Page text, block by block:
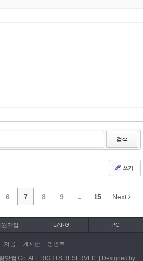
검색
쓰기
6 7 8 9 ... 15 Next
원가입 LANG PC
처음 게시판 방명록
닷컴 Co. ALL RIGHTS RESERVED. | Designed by